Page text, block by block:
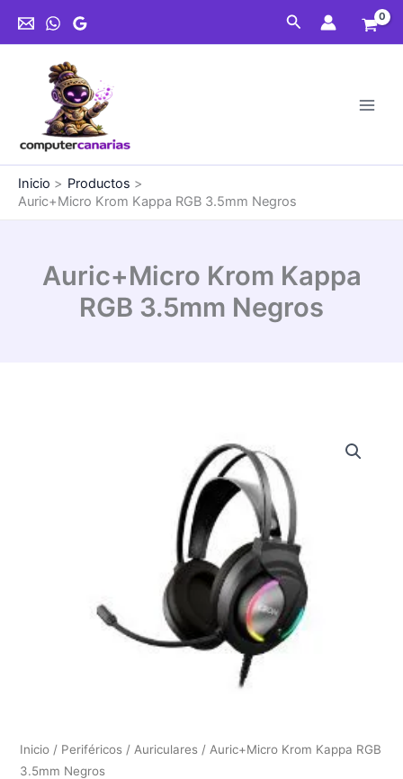
Buscar
Inicio
Productos
Auric+Micro Krom Kappa RGB 3.5mm Negros
Auric+Micro Krom Kappa
RGB 3.5mm Negros
Inicio / Periféricos / Auriculares / Auric+Micro Krom Kappa RGB
3.5mm Negros
RGB
3.5mm
cantidad